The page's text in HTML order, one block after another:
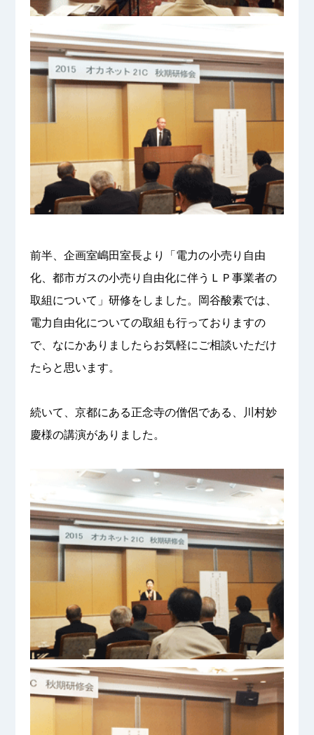
前半、企画室嶋田室長より「電力の小売り自由
化、都市ガスの小売り自由化に伴うＬＰ事業者の
取組について」研修をしました。岡谷酸素では、
電力自由化についての取組も行っておりますの
で、なにかありましたらお気軽にご相談いただけ
たらと思います。
続いて、京都にある正念寺の僧侶である、川村妙
慶様の講演がありました。